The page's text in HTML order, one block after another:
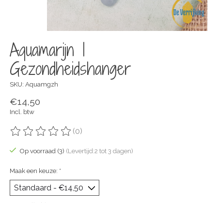
Aquamarijn |
Gezondheidshanger
SKU: Aquamgzh
€14,50
Incl. btw
De beoordeling van dit product is
(0)
Op voorraad (3) (Levertijd:2 tot 3 dagen)
Maak een keuze: *